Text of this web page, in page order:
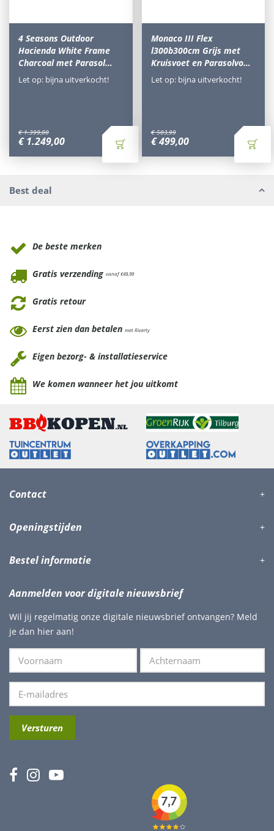
4 Seasons Outdoor
Hacienda White Frame
Charcoal met Parasol…
€ 1.399,00
€ 1.249,00
Let op: bijna uitverkocht!
Monaco III Flex
l300b300cm Grijs met
Kruisvoet en Parasolvo…
€ 503,99
€ 499,00
Let op: bijna uitverkocht!
Best deal
De beste merken
Gratis verzending vanaf €49,99
Gratis retour
Eerst zien dan betalen met Riverty
Eigen bezorg- & installatieservice
We komen wanneer het jou uitkomt
Contact
Openingstijden
Bestel informatie
Aanmelden voor digitale nieuwsbrief
Wil jij regelmatig onze digitale nieuwsbrief ontvangen? Meld
je dan hier aan!